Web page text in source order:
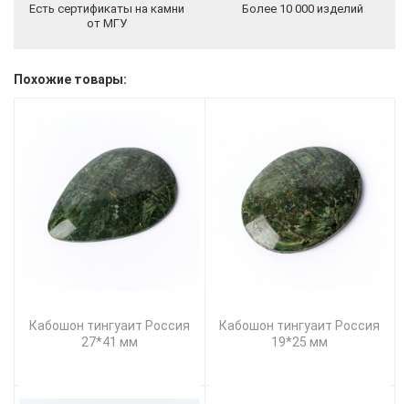
Есть сертификаты на камни
от МГУ
Более 10 000 изделий
Похожие товары:
Кабошон тингуаит Россия
27*41 мм
Кабошон тингуаит Россия
19*25 мм